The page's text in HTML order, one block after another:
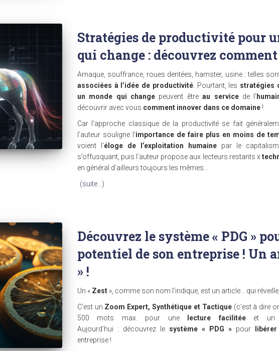
Stratégies de productivité pour
qui change : découvrez
Arnaque, souffrance, roues dentées, hamster, usine : telles
associées à l’idée de productivité. Pourtant, les stratégies
un monde qui changepeuvent êtreau service de l’
découvrir avec vous comment innover dans ce domaine!
Car l’approche classique de la productivité se fait
l’auteur souligne l’importance de faire plus en moins de
voient l’éloge de l’exploitation humaine par le
s’offusquant, puis l’auteur propose aux lecteurs restants x
en général d’ailleurs toujours les mêmes…
(suite…)
Découvrez le système « PDG »
potentiel de son entreprise ! Un
» !
Un « Zest », comme son nom l’indique, est un article… qui
C’est un Zoom Expert, Synthétique et Tactique(c’est à dire
500 mots max. pour une
lecture facilitéeet un
Aujourd’hui : découvrez lesystème « PDG »pour libérer
entreprise !